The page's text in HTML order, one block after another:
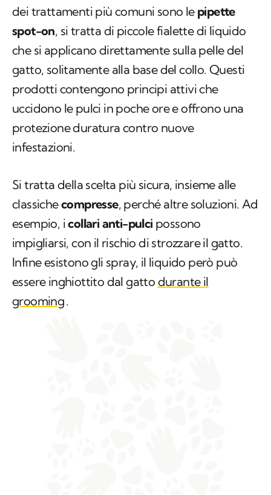
dei trattamenti più comuni sono le pipette
spot-on, si tratta di piccole fialette di liquido
che si applicano direttamente sulla pelle del
gatto, solitamente alla base del collo. Questi
prodotti contengono principi attivi che
uccidono le pulci in poche ore e offrono una
protezione duratura contro nuove
infestazioni.
Si tratta della scelta più sicura, insieme alle
classichecompresse, perché altre soluzioni. Ad
esempio, icollari anti-pulci possono
impigliarsi, con il rischio di strozzare il gatto.
Infine esistono gli spray, il liquido però può
essere inghiottito dal gatto durante il
grooming.